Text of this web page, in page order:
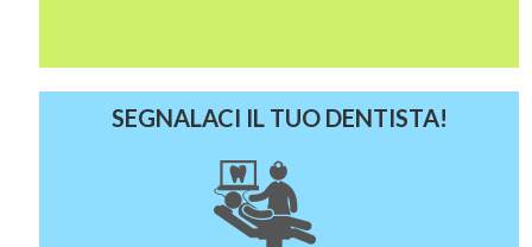
SEGNALACI IL TUO DENTISTA!